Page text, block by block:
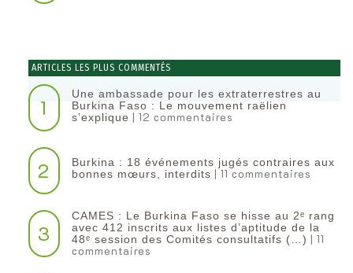
ARTICLES LES PLUS COMMENTÉS
1
Une ambassade pour les extraterrestres au
Burkina Faso : Le mouvement raëlien
s’explique | 12 commentaires
2
Burkina : 18 événements jugés contraires aux
bonnes mœurs, interdits | 11 commentaires
3
CAMES : Le Burkina Faso se hisse au 2ᵉ rang
avec 412 inscrits aux listes d’aptitude de la
48ᵉ session des Comités consultatifs (…) | 11
commentaires